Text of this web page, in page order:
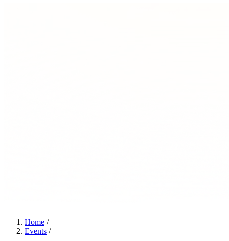
Home /
Events /